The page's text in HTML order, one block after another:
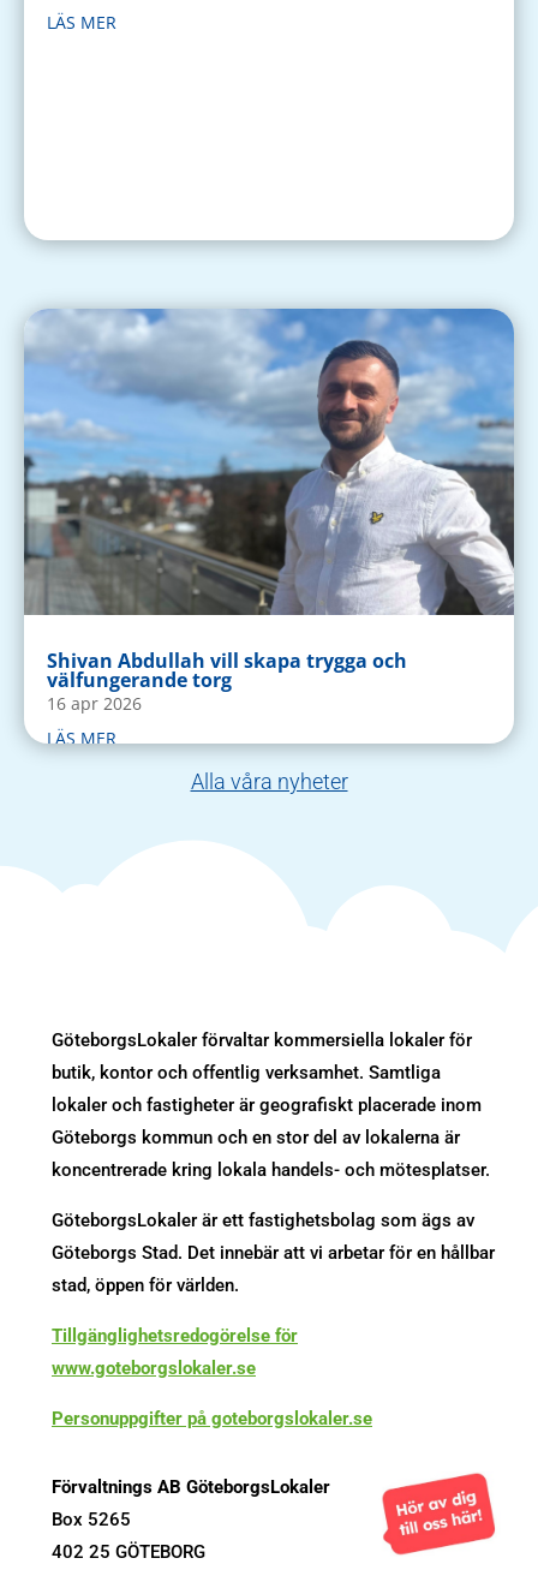
LÄS MER
Shivan Abdullah vill skapa trygga och
välfungerande torg
16 apr 2026
LÄS MER
Alla våra nyheter
GöteborgsLokaler förvaltar kommersiella lokaler för
butik, kontor och offentlig verksamhet. Samtliga
lokaler och fastigheter är geografiskt placerade inom
Göteborgs kommun och en stor del av lokalerna är
koncentrerade kring lokala handels- och mötesplatser.
GöteborgsLokaler är ett fastighetsbolag som ägs av
Göteborgs Stad. Det innebär att vi arbetar för en hållbar
stad, öppen för världen.
Tillgänglighetsredogörelse för
www.goteborgslokaler.se
Personuppgifter på goteborgslokaler.se
Förvaltnings AB GöteborgsLokaler
Box 5265
402 25 GÖTEBORG